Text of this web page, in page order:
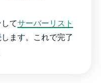
てサーバーリスト
ます。これで完了